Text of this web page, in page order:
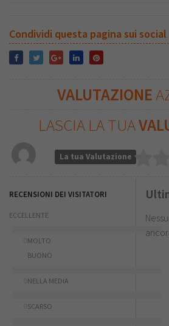
Condividi questa pagina sui social
VALUTAZIONE
LASCIA LA TUA
La tua Valutazione
RECENSIONI DEI VISITATORI
ECCELLENTE
MOLTO
BUONO
NELLA MEDIA
SCARSO